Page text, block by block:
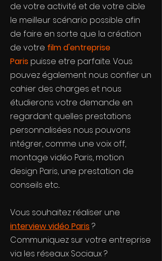
de votre activité et de votre cible
le meilleur scénario possible afin
de faire en sorte que la création
de votre film d'entreprise
Paris puisse etre parfaite. Vous
pouvez également nous confier un
cahier des charges et nous
étudierons votre demande en
regardant quelles prestations
personnalisées nous pouvons
intégrer, comme une voix off,
montage vidéo Paris, motion
design Paris, une prestation de
conseils etc...
Vous souhaitez réaliser une
interview vidéo Paris ?
Communiquez sur votre entreprise
via les réseaux Sociaux ?